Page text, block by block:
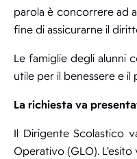
parola è concorrere ad
fine di assicurarne il
Le famiglie degli alunni
utile per il benessere e
La richiesta va
Il Dirigente Scolastico
Operativo (GLO).